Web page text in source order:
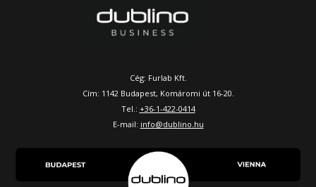
Cég: Furlab Kft.
Cím: 1142 Budapest, Komáromi út 16-20.
Tel.: +36-1-422-0414
E-mail: info@dublino.hu